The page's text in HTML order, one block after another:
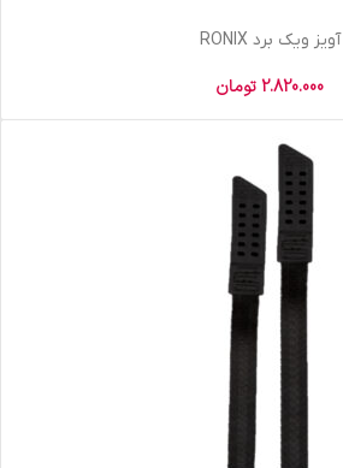
آویز ویک برد RONIX
2.820.000تومان